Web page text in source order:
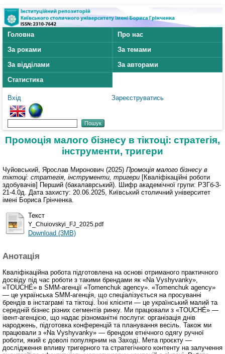
Головна
Про нас
За роками
За темами
За відділами
За авторами
Статистика
Вхід Зареєструватись
Промоція малого бізнесу в тіктоці: стратегія,
інструменти, тригери
Чуйовський, Ярослав Миронович (2025) Промоція малого бізнесу в
тіктоці: стратегія, інструменти, тригери [Кваліфікаційні роботи
здобувачів] Перший (бакалаврський). Шифр академічної групи: РЗГб-3-
21-4.0д. Дата захисту: 20.06.2025, Київський столичний університет
імені Бориса Грінченка.
Текст
Y_Chuiovskyi_FJ_2025.pdf
Download (3MB)
Анотація
Кваліфікаційна робота підготовлена на основі отриманого практичного
досвіду під час роботи з такими брендами як «Na Vyshyvanky»,
«TOUCHÉ» в SMM-агенції «Tomenchuk agency». «Tomenchuk agency»
— це українська SMM-агенція, що спеціалізується на просуванні
брендів в інстаграмі та тіктоці. Їхні клієнти — це український малий та
середній бізнес різних сегментів ринку. Ми працювали з «TOUCHÉ» —
івент-агенцією, що надає різноманітні послуги: організація днів
народжень, підготовка конференцій та планування весіль. Також ми
працювали з «Na Vyshyvanky» — брендом етнічного одягу ручної
роботи, який є доволі популярним на Заході. Мета проєкту —
дослідження впливу тригерного та стратегічного контенту на залучення